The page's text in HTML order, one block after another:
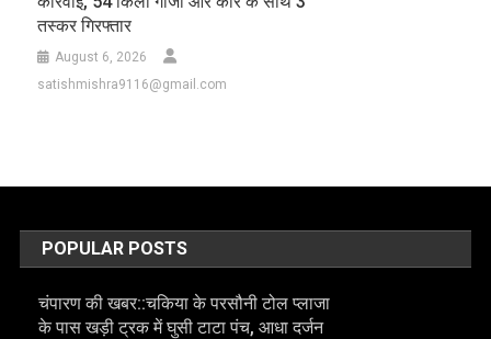
तस्कर गिरफ्तार
August 6, 2026
satishmishra9116@gmail.com
POPULAR POSTS
चंपारण की खबर::चकिया के परसौनी टोल प्लाजा
के पास खड़ी ट्रक में घुसी टाटा पंच, आधा दर्जन